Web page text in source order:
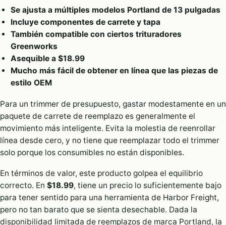
Se ajusta a múltiples modelos Portland de 13 pulgadas
Incluye componentes de carrete y tapa
También compatible con ciertos trituradores
Greenworks
Asequible a $18.99
Mucho más fácil de obtener en línea que las piezas de
estilo OEM
Para un trimmer de presupuesto, gastar modestamente en un
paquete de carrete de reemplazo es generalmente el
movimiento más inteligente. Evita la molestia de reenrollar
línea desde cero, y no tiene que reemplazar todo el trimmer
solo porque los consumibles no están disponibles.
En términos de valor, este producto golpea el equilibrio
correcto. En $18.99, tiene un precio lo suficientemente bajo
para tener sentido para una herramienta de Harbor Freight,
pero no tan barato que se sienta desechable. Dada la
disponibilidad limitada de reemplazos de marca Portland, la